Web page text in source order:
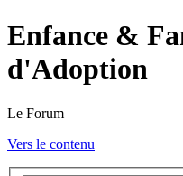
Enfance &
d'Adoption
Le Forum
Vers le contenu